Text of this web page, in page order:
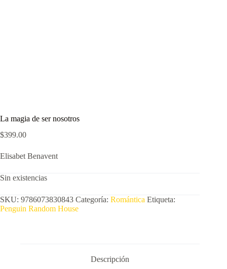
La magia de ser nosotros
$399.00
Elisabet Benavent
Sin existencias
SKU: 9786073830843 Categoría: Romántica Etiqueta:
Penguin Random House
Descripción